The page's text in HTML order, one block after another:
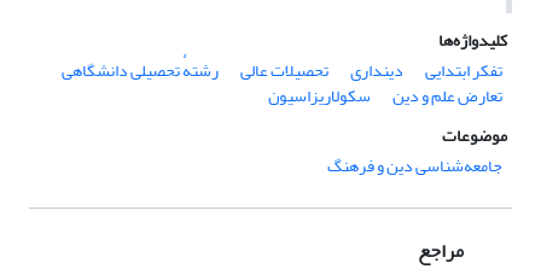
کلیدواژه‌ها
تفکر ابتدایی
دینداری تحصیلات عالی رشتهٔ تحصیلی دانشگاهی
تعارض علم و دین
سکولاریزاسیون
موضوعات
جامعه‌شناسی دین و فرهنگ
مراجع